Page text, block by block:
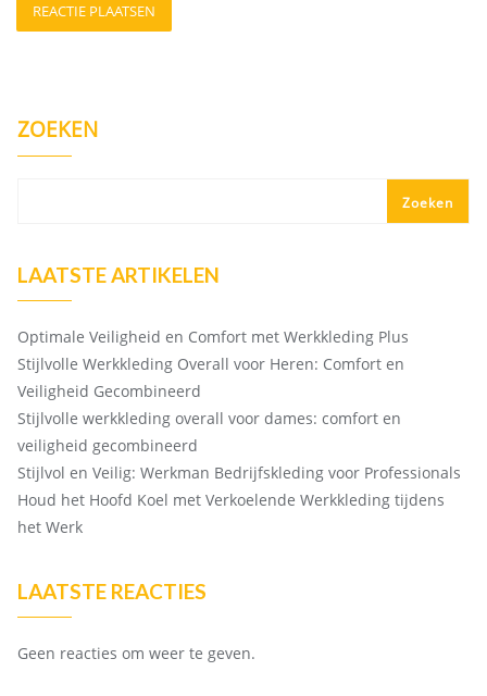
ZOEKEN
Zoeken
LAATSTE ARTIKELEN
Optimale Veiligheid en Comfort met Werkkleding Plus
Stijlvolle Werkkleding Overall voor Heren: Comfort en
Veiligheid Gecombineerd
Stijlvolle werkkleding overall voor dames: comfort en
veiligheid gecombineerd
Stijlvol en Veilig: Werkman Bedrijfskleding voor Professionals
Houd het Hoofd Koel met Verkoelende Werkkleding tijdens
het Werk
LAATSTE REACTIES
Geen reacties om weer te geven.